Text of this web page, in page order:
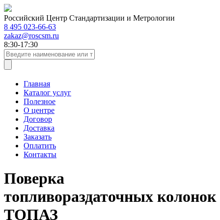
Российский Центр Стандартизации и Метрологии
8 495 023-66-63
zakaz@roscsm.ru
8:30-17:30
Главная
Каталог услуг
Полезное
О центре
Договор
Доставка
Заказать
Оплатить
Контакты
Поверка
топливораздаточных колонок
ТОПАЗ